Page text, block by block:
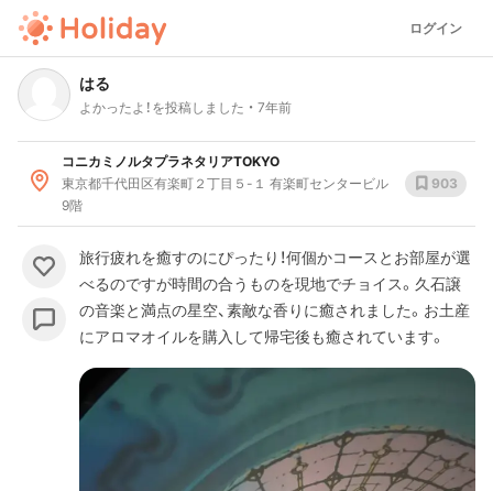
ログイン
はる
よかったよ！を投稿しました 7年前
コニカミノルタプラネタリアTOKYO
東京都千代田区有楽町２丁目５-１ 有楽町センタービル
9階
903
旅行疲れを癒すのにぴったり！何個かコースとお部屋が選
べるのですが時間の合うものを現地でチョイス。久石譲
の音楽と満点の星空、素敵な香りに癒されました。お土産
にアロマオイルを購入して帰宅後も癒されています。